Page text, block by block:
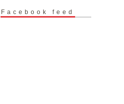
Facebook feed